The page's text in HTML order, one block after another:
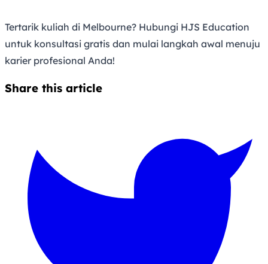
Tertarik kuliah di Melbourne? Hubungi HJS Education
untuk konsultasi gratis dan mulai langkah awal menuju
karier profesional Anda!
Share this article